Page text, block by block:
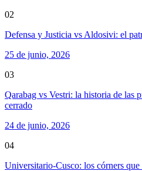
02
Defensa y Justicia vs Aldosivi: el
25 de junio, 2026
03
Qarabag vs Vestri: la historia de las
cerrado
24 de junio, 2026
04
Universitario-Cusco: los córners